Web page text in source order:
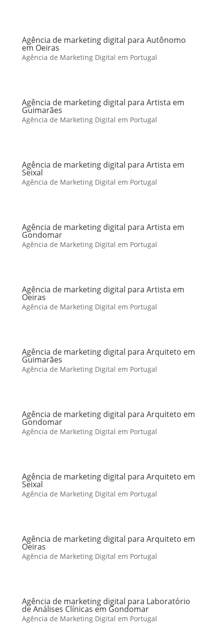
Agência de marketing digital para Autônomo
em Oeiras
Agência de Marketing Digital em Portugal
Agência de marketing digital para Artista em
Guimarães
Agência de Marketing Digital em Portugal
Agência de marketing digital para Artista em
Seixal
Agência de Marketing Digital em Portugal
Agência de marketing digital para Artista em
Gondomar
Agência de Marketing Digital em Portugal
Agência de marketing digital para Artista em
Oeiras
Agência de Marketing Digital em Portugal
Agência de marketing digital para Arquiteto em
Guimarães
Agência de Marketing Digital em Portugal
Agência de marketing digital para Arquiteto em
Gondomar
Agência de Marketing Digital em Portugal
Agência de marketing digital para Arquiteto em
Seixal
Agência de Marketing Digital em Portugal
Agência de marketing digital para Arquiteto em
Oeiras
Agência de Marketing Digital em Portugal
Agência de marketing digital para Laboratório
de Análises Clínicas em Gondomar
Agência de Marketing Digital em Portugal